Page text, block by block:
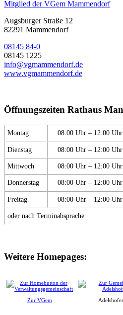
Mitglied der VGem Mammendorf
Augsburger Straße 12
82291 Mammendorf
08145 84-0
08145 1225
info@vgmammendorf.de
www.vgmammendorf.de
Öffnungszeiten Rathaus
Montag 08:00 Uhr – 12:00 Uhr
Dienstag 08:00 Uhr – 12:00 Uhr
Mittwoch 08:00 Uhr – 12:00 Uhr
Donnerstag 08:00 Uhr – 12:00 Uhr
Freitag 08:00 Uhr – 12:00 Uhr
oder nach Terminabsprache
Weitere Homepages:
Zur VGem